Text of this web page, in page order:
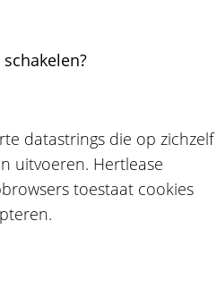
datastrings die op zichzelf
uitvoeren. Hertlease
toestaat cookies